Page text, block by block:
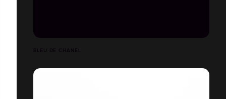
BLEU DE CHANEL